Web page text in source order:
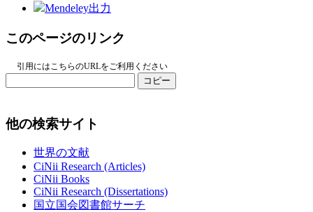
Mendeley出力
このページのリンク
引用にはこちらのURLをご利用ください
コピー
他の検索サイト
世界の文献
CiNii Research (Articles)
CiNii Books
CiNii Research (Dissertations)
国立国会図書館サーチ